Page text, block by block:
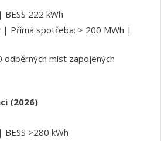
222 kWh
| Přímá spotřeba: > 200 MWh |
odběrných míst zapojených
(2026)
>280 kWh